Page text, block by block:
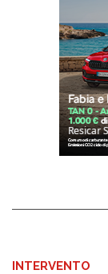
INTERVENTO